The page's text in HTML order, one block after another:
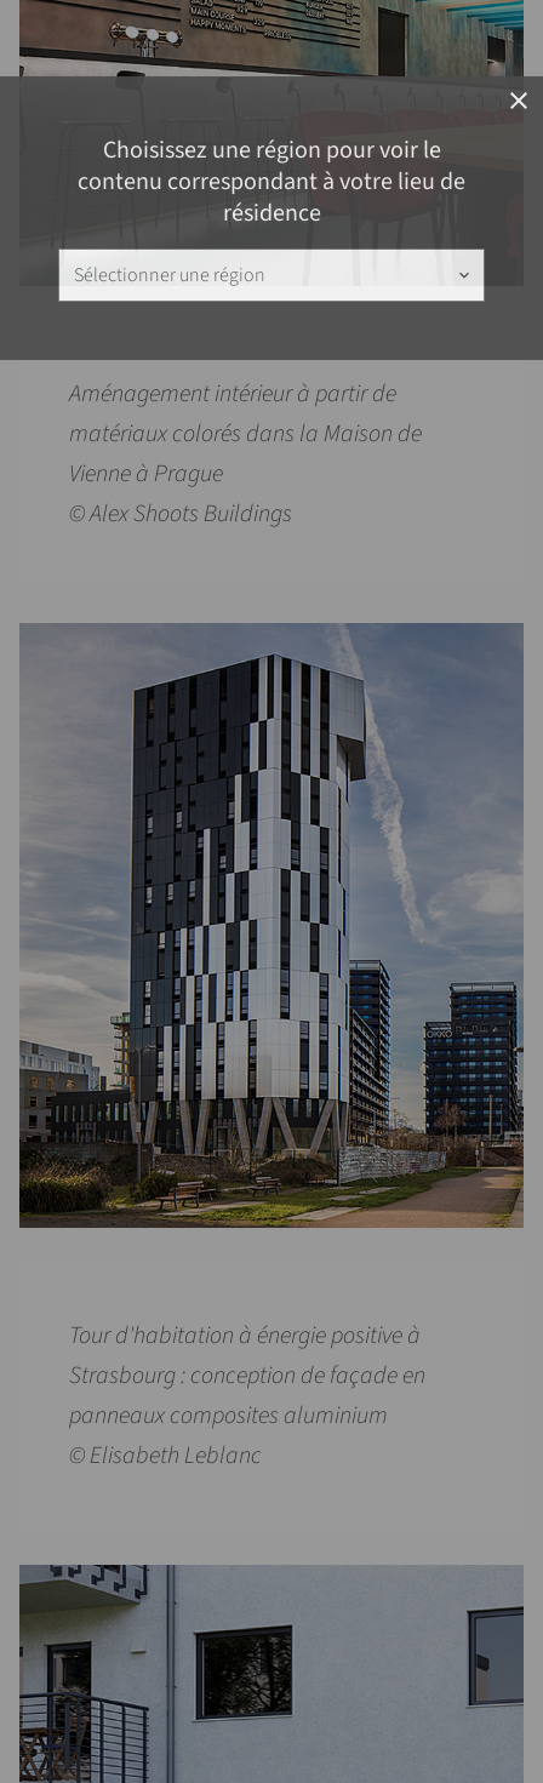
close
Choisissez une région pour voir le
contenu correspondant à votre lieu de
résidence
Sélectionner une région keyboard_arrow_down
Aménagement intérieur à partir de
matériaux colorés dans la Maison de
Vienne à Prague
© Alex Shoots Buildings
Tour d'habitation à énergie positive à
Strasbourg : conception de façade en
panneaux composites aluminium
© Elisabeth Leblanc